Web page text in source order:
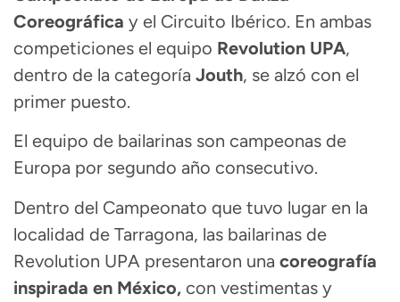
Coreográfica y el Circuito Ibérico. En ambas
competiciones el equipo Revolution UPA,
dentro de la categoría Jouth, se alzó con el
primer puesto.
El equipo de bailarinas son campeonas de
Europa por segundo año consecutivo.
Dentro del Campeonato que tuvo lugar en la
localidad de Tarragona, las bailarinas de
Revolution UPA presentaron una coreografía
inspirada en México, con vestimentas y